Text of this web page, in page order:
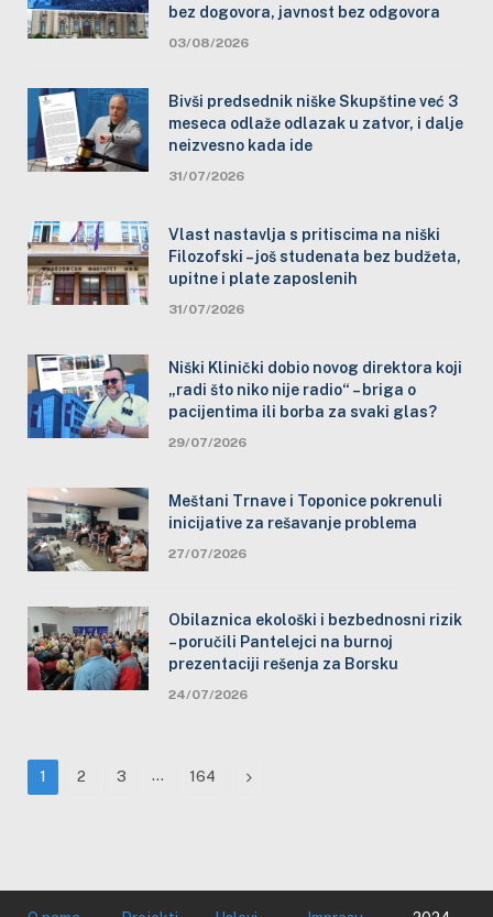
bez dogovora, javnost bez odgovora
03/08/2026
Bivši predsednik niške Skupštine već 3
meseca odlaže odlazak u zatvor, i dalje
neizvesno kada ide
31/07/2026
Vlast nastavlja s pritiscima na niški
Filozofski – još studenata bez budžeta,
upitne i plate zaposlenih
31/07/2026
Niški Klinički dobio novog direktora koji
„radi što niko nije radio“ – briga o
pacijentima ili borba za svaki glas?
29/07/2026
Meštani Trnave i Toponice pokrenuli
inicijative za rešavanje problema
27/07/2026
Obilaznica ekološki i bezbednosni rizik
– poručili Pantelejci na burnoj
prezentaciji rešenja za Borsku
24/07/2026
1 2 3 … 164 Next